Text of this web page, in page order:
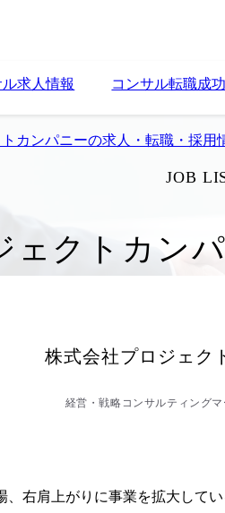
求人情報 コンサル転職成
カンパニーの求人・転職・採用
JOB
ェクトカン
株式会社プロジェク
経営・戦略コンサルティング
、右肩上がりに事業を拡大して